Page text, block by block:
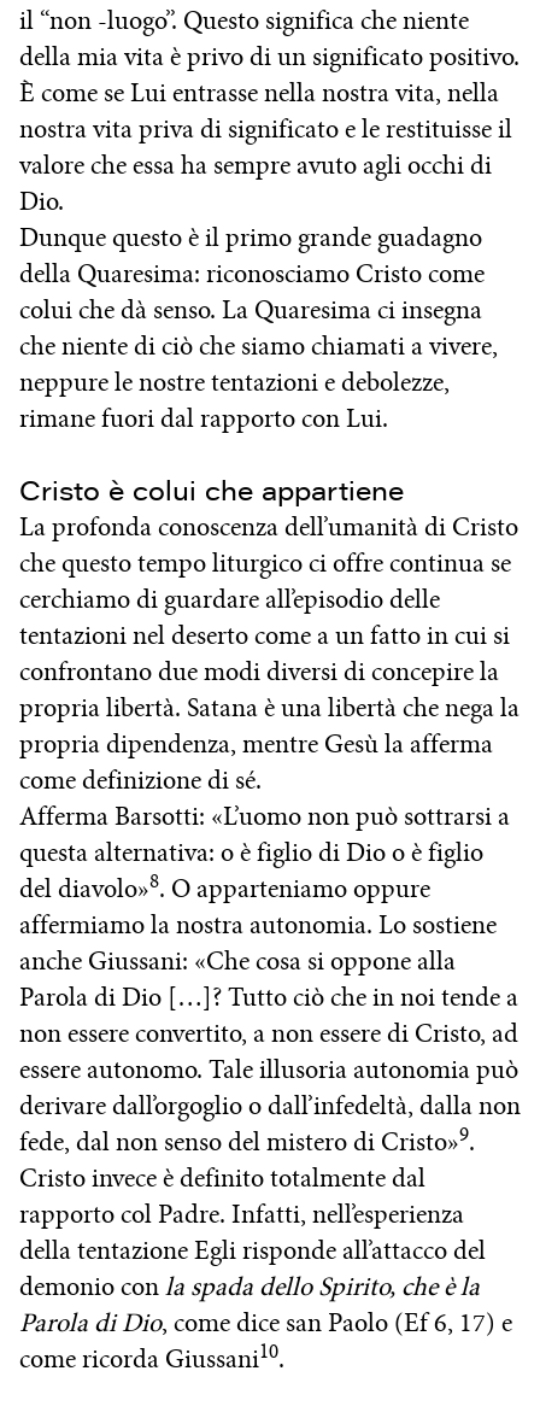
il “non -luogo”. Questo significa che niente
della mia vita è privo di un significato positivo.
È come se Lui entrasse nella nostra vita, nella
nostra vita priva di significato e le restituisse il
valore che essa ha sempre avuto agli occhi di
Dio.
Dunque questo è il primo grande guadagno
della Quaresima: riconosciamo Cristo come
colui che dà senso. La Quaresima ci insegna
che niente di ciò che siamo chiamati a vivere,
neppure le nostre tentazioni e debolezze,
rimane fuori dal rapporto con Lui.
Cristo è colui che appartiene
La profonda conoscenza dell’umanità di Cristo
che questo tempo liturgico ci offre continua se
cerchiamo di guardare all’episodio delle
tentazioni nel deserto come a un fatto in cui si
confrontano due modi diversi di concepire la
propria libertà. Satana è una libertà che nega la
propria dipendenza, mentre Gesù la afferma
come definizione di sé.
Afferma Barsotti: «L’uomo non può sottrarsi a
questa alternativa: o è figlio di Dio o è figlio
del diavolo»8. O apparteniamo oppure
affermiamo la nostra autonomia. Lo sostiene
anche Giussani: «Che cosa si oppone alla
Parola di Dio […]? Tutto ciò che in noi tende a
non essere convertito, a non essere di Cristo, ad
essere autonomo. Tale illusoria autonomia può
derivare dall’orgoglio o dall’infedeltà, dalla non
fede, dal non senso del mistero di Cristo»9.
Cristo invece è definito totalmente dal
rapporto col Padre. Infatti, nell’esperienza
della tentazione Egli risponde all’attacco del
demonio conla spada dello Spirito, che è la
Parola di Dio, come dice san Paolo (Ef 6, 17) e
come ricorda Giussani10.